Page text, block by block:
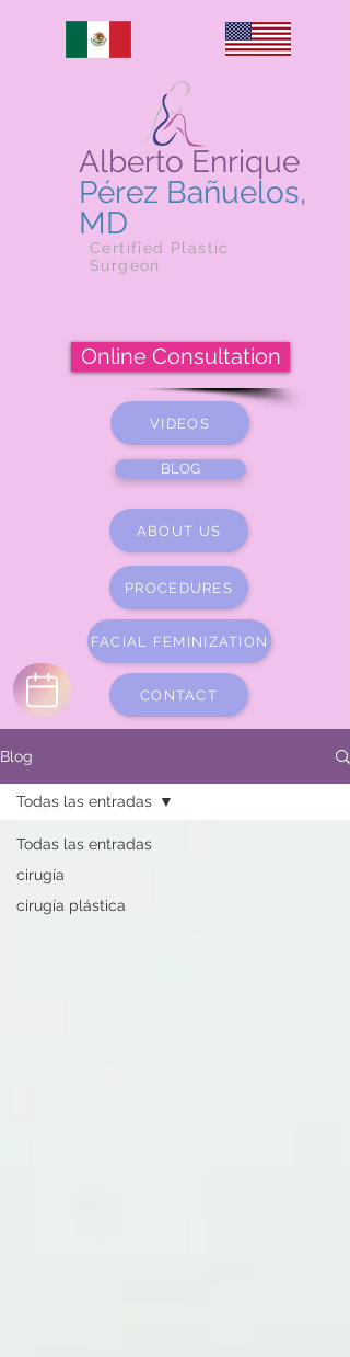
Alberto Enrique
Pérez Bañuelos,
MD
Certified Plastic
Surgeon
Online Consultation
VIDEOS
BLOG
ABOUT US
PROCEDURES
FACIAL FEMINIZATION
CONTACT
Blog
Todas las entradas
cirugía
cirugía plástica
Todas las entradas